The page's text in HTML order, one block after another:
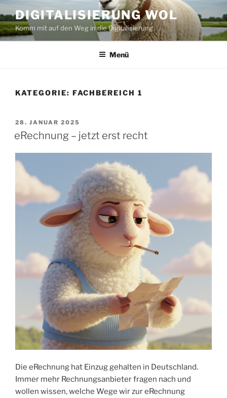
Zum
Inhalt
springen
DIGITALISIERUNG WOL
Komm mit auf den Weg in die Digitalisierung
Menü
KATEGORIE: FACHBEREICH 1
VERÖFFENTLICHT
AM
28. JANUAR 2025
eRechnung – jetzt erst recht
Die eRechnung hat Einzug gehalten in Deutschland.
Immer mehr Rechnungsanbieter fragen nach und
wollen wissen, welche Wege wir zur eRechnung